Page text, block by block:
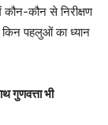
कौन-कौन से निरीक्षण
किन पहलुओं का ध्यान
गुणवत्ता भी